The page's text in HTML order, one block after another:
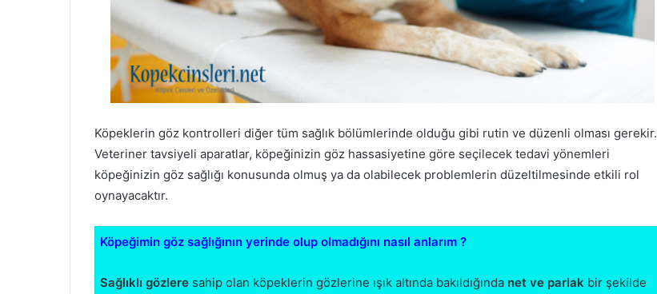
Köpeklerin göz kontrolleri diğer tüm sağlık bölümlerinde olduğu gibi rutin ve düzenli olması gerekir.
Veteriner tavsiyeli aparatlar, köpeğinizin göz hassasiyetine göre seçilecek tedavi yönemleri
köpeğinizin göz sağlığı konusunda olmuş ya da olabilecek problemlerin düzeltilmesinde etkili rol
oynayacaktır.
Köpeğimin göz sağlığının yerinde olup olmadığını nasıl anlarım ?
Sağlıklı gözlere sahip olan köpeklerin gözlerine ışık altında bakıldığında net ve parlak bir şekilde